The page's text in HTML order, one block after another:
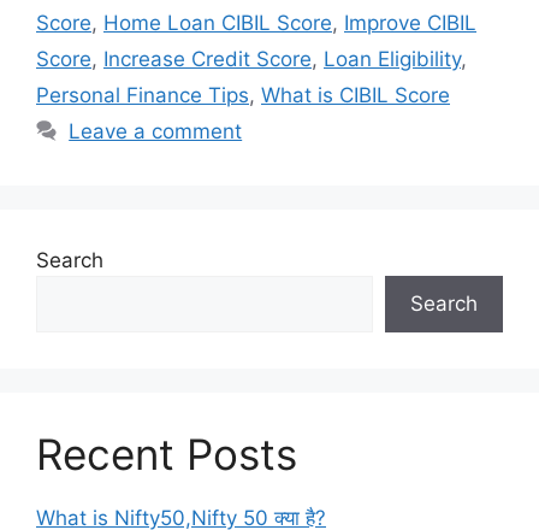
Score, Home Loan CIBIL Score, Improve CIBIL
Score, Increase Credit Score, Loan Eligibility,
Personal Finance Tips, What is CIBIL Score
Leave a comment
Search
Search
Recent Posts
What is Nifty50,Nifty 50 क्या है?